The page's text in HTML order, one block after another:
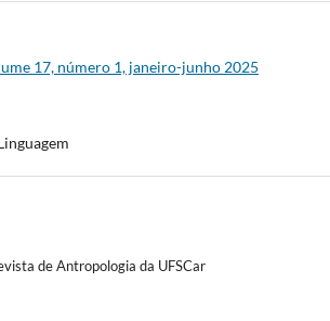
17, número 1, janeiro-junho 2025
de Antropologia da UFSCar